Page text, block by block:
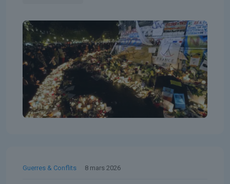
Guerres & Conflits 8 mars 2026